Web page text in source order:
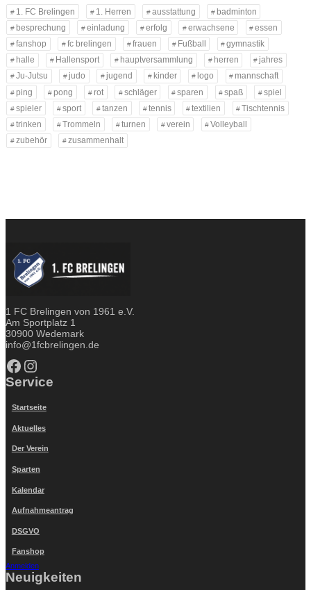
1. FC Brelingen 1. Herren ausstattung
badminton
besprechung
einladung erfolg erwachsene
essen
fanshop
fc brelingen frauen Fußball
gymnastik
halle
Hallensport hauptversammlung herren
jahres
Ju-Jutsu
judo jugend kinder logo
mannschaft
ping
pong rot schläger sparen spaß
spiel
spieler
sport tanzen tennis textilien
Tischtennis
trinken
Trommeln turnen verein
Volleyball
zubehör
zusammenhalt
1 FC Brelingen von 1961 e.V.
Am Sportplatz 1
30900 Wedemark
info@1fcbrelingen.de
Facebook Instagram
Service
Startseite
Aktuelles
Der Verein
Sparten
Kalendar
Aufnahmeantrag
DSGVO
Fanshop
Anmelden
Neuigkeiten